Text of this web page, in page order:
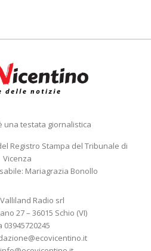
una testata giornalistica
Registro Stampa del Tribunale di
Vicenza
Mariagrazia Bonollo
Radio srl
27 – 36015 Schio (VI)
03945720245